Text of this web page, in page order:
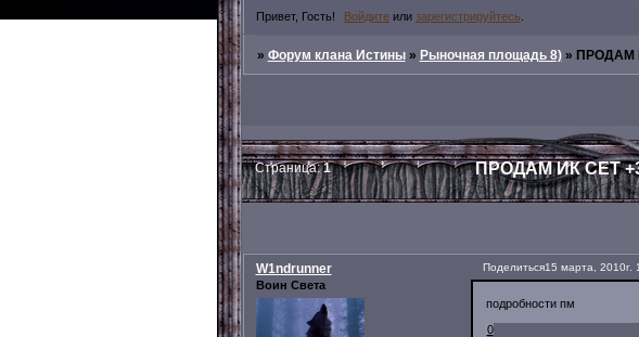
Привет, Гость! Войдите или зарегистрируйтесь
» Форум клана Истины » Рыночная площадь 8) » ПРОДАМ
ПРОДАМ ИК СЕТ
Страница:1
Поделиться15 марта, 2010г.
W1ndrunner
Воин Света
подробности пм
0